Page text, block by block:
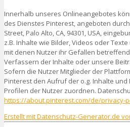
Innerhalb unseres Onlineangebotes
des Dienstes Pinterest, angeboten
Street, Palo Alto, CA, 94301, USA,
z.B. Inhalte wie Bilder, Videos oder
mit denen Nutzer ihr Gefallen
Verfassern der Inhalte oder unsere
Sofern die Nutzer Mitglieder der
Pinterest den Aufruf der o.g. Inhalte
Profilen der Nutzer zuordnen.
https://about.pinterest.com/de/privacy-
Erstellt mit Datenschutz-Generator.de